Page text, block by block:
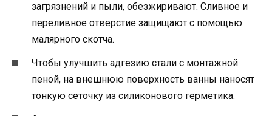
загрязнений и пыли, обезжиривают. Сливное и
переливное отверстие защищают с помощью
малярного скотча.
Чтобы улучшить адгезию стали с монтажной
пеной, на внешнюю поверхность ванны наносят
тонкую сеточку из силиконового герметика.